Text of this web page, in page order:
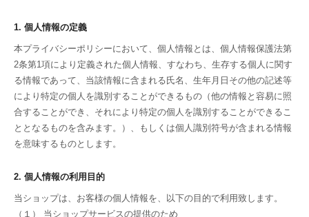
1. 個人情報の定義
本プライバシーポリシーにおいて、個人情報とは、個人情報保護法第
2条第1項により定義された個人情報、すなわち、生存する個人に関す
る情報であって、当該情報に含まれる氏名、生年月日その他の記述等
により特定の個人を識別することができるもの（他の情報と容易に照
合することができ、それにより特定の個人を識別することができるこ
ととなるものを含みます。）、もしくは個人識別符号が含まれる情報
を意味するものとします。
2. 個人情報の利用目的
当ショップは、お客様の個人情報を、以下の目的で利用致します。
（１） 当ショップサービスの提供のため